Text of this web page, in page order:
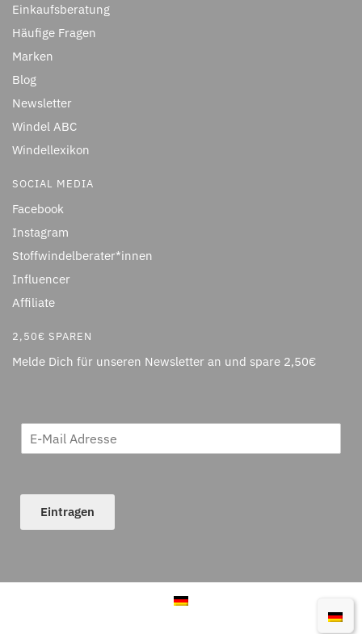
Einkaufsberatung
Häufige Fragen
Marken
Blog
Newsletter
Windel ABC
Windellexikon
SOCIAL MEDIA
Facebook
Instagram
Stoffwindelberater*innen
Influencer
Affiliate
2,50€ SPAREN
Melde Dich für unseren Newsletter an und spare 2,50€
Eintragen